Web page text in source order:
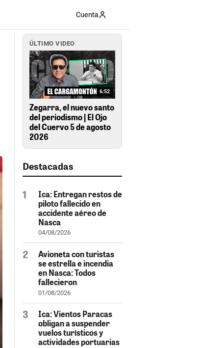
Cuenta
ÚLTIMO VIDEO
6:52
Zegarra, el nuevo santo
del periodismo | El Ojo
del Cuervo 5 de agosto
2026
Destacadas
Ica: Entregan restos de
piloto fallecido en
accidente aéreo de
Nasca
04/08/2026
Avioneta con turistas
se estrella e incendia
en Nasca: Todos
fallecieron
01/08/2026
Ica: Vientos Paracas
obligan a suspender
vuelos turísticos y
actividades portuarias